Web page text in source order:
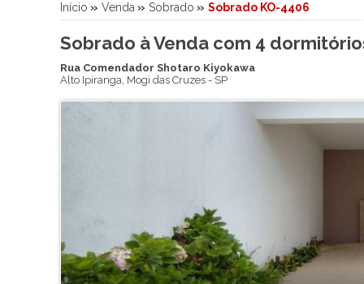
Terreno em Condomínio
Início » Venda » Sobrado » Sobrado KO-4406
Sobrado à Venda com 4
Rua Comendador Shotaro Kiyokawa
Alto Ipiranga, Mogi das Cruzes- SP